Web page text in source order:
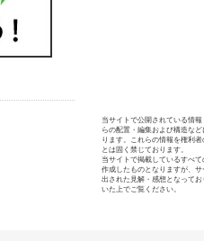
当サイトで公開されている情
らの配置・編集および構造な
ります。これらの情報を権利
とは固く禁じております。
当サイトで掲載しているすべ
作成したものとなりますが、
出された見解・感想となって
いた上でご覧ください。